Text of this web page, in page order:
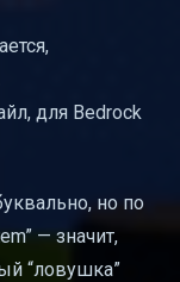
для Bedrock
но по
— значит,
“ловушка”